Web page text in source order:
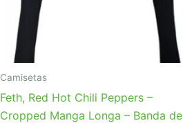
Camisetas
Feth, Red Hot Chili Peppers –
Cropped Manga Longa – Banda de